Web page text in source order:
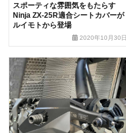
スポーティな雰囲気をもたらす
Ninja ZX-25R適合シートカバーが
ルイモトから登場
2020年10月30日